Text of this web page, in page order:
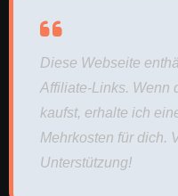
Diese Webseite
Affiliate-Links. Wenn
kaufst, erhalte ich
Mehrkosten für dich.
Unterstützung!